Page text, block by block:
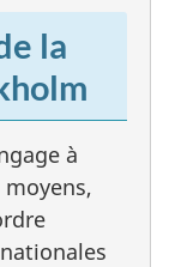
la
à